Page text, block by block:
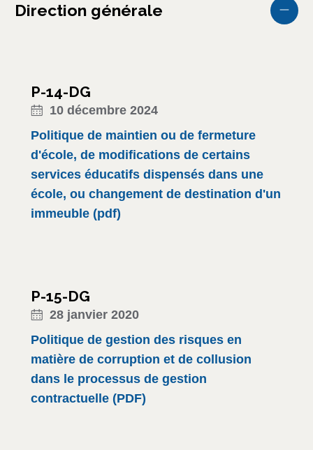
Direction générale
P-14-DG
10 décembre 2024
Politique de maintien ou de fermeture
d'école, de modifications de certains
services éducatifs dispensés dans une
école, ou changement de destination d'un
immeuble (pdf)
P-15-DG
28 janvier 2020
Politique de gestion des risques en
matière de corruption et de collusion
dans le processus de gestion
contractuelle (PDF)